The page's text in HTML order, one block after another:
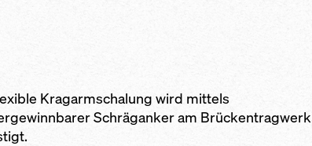
Kragarmschalung wird mittels
Schräganker am Brückentragwerk